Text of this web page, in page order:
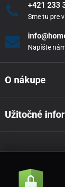
+421 233
Sme tu pre
Napíšte
O nákupe
Užitočné
Akcie a